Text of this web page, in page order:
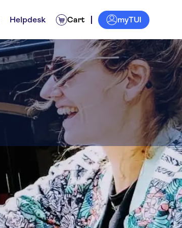
Helpdesk Cart myTUI